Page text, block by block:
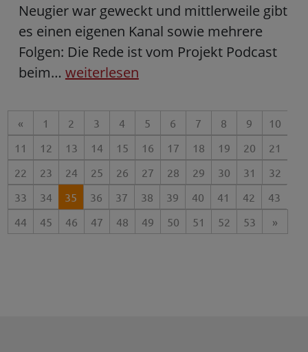
Neugier war geweckt und mittlerweile gibt
es einen eigenen Kanal sowie mehrere
Folgen: Die Rede ist vom Projekt Podcast
beim… weiterlesen
« 1 2 3 4 5 6 7 8 9
10
11
12 13 14 15 16 17 18 19 20
21
22
23 24 25 26 27 28 29 30 31
32
33
34 35 36 37 38 39 40 41 42
43
44
45 46 47 48 49 50 51 52 53 »